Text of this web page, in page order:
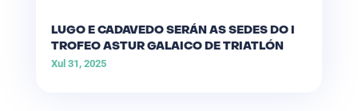
LUGO E CADAVEDO SERÁN AS SEDES DO I
TROFEO ASTUR GALAICO DE TRIATLÓN
Xul 31, 2025